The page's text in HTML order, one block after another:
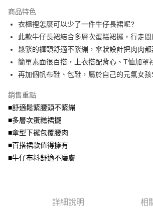
流程，驗證手機門號後，選擇欲分期的期數、繳款截
成交易。
3.實際核准額度、可分期數及費用金額請依後續交易
4.訂單成立30分鐘內，如未前往確認交易或遇審核未
法說明評估內容。
【繳款方式說明】
1.分期款項不併入電信帳單，「大哥付你分期」於每
醒簡訊。
帳／街口支付／iPASS MONEY」等通路繳費。
【注意事項】
1.本服務係由「台灣大哥大股份有限公司」（以下簡
用戶於交易時，得透過本服務購買商品或服務，並由
買賣價金債權讓與本公司後，依約使用本公司帳單繳
資料（包含姓名、電話或地址）提供予台灣大哥大進
【關於「AFTEE先享後付」】
AFTEE先享後付是「在收到商品之後才付款」的支付
便利好安心！
１．簡單：不需註冊會員、不需綁卡、不需儲值。
２．便利：只要手機號碼，簡訊認證，即可結帳。
３．安心：先確認商品／服務後，再付款。
【「AFTEE先享後付」結帳流程】
結帳頁面，進行簡訊認證並確認金額後，即可完成結
３．收到繳費通知簡訊後14天內，點擊此簡訊中的連
ATM／網路銀行／等多元方式進行付款，方視為交易
※ 請注意：結帳手續完成當下不需立刻繳費，但若您
購買商品的店家。未經商家同意取消之訂單仍視為有
後付繳納相關費用。
※ 交易是否成功請以「AFTEE先享後付 」之結帳頁
１．透過由恩沛科技股份有限公司提供之「AFTEE先
ATM付款
全家取貨付款
每筆NT$70，滿NT$699(含以上)免運費
付款後全家取貨
每筆NT$70，滿NT$699(含以上)免運費
7-11取貨付款
每筆NT$70，滿NT$799(含以上)免運費
付款後7-11取貨
每筆NT$100，滿NT$1,000(含以上)免運費
商品特色
衣櫃裡怎麼可以少了一件牛仔長裙呢?
此款牛仔長裙結合多層次蛋糕裙擺，行走間
鬆緊的褲頭舒適不緊繃，傘狀設計把肉肉都
簡單素面很百搭，上衣搭配背心、T恤加罩
再加個帆布鞋、包鞋，屬於自己的元氣女孩
銷售重點
■舒適鬆緊腰頭不緊繃
■多層次蛋糕裙擺
■傘型下襬包覆腰肉
■百搭裙款值得擁有
■牛仔布料舒適不磨膚
詳細說明 相